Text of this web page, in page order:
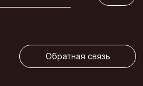
Обратная связь